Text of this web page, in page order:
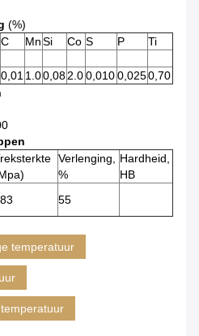
(%)
C MnSi Co S P
Ti
0,011.00,082.00,0100,0250,70
Verlenging,
%
Hardheid,
HB
55
temperatuur